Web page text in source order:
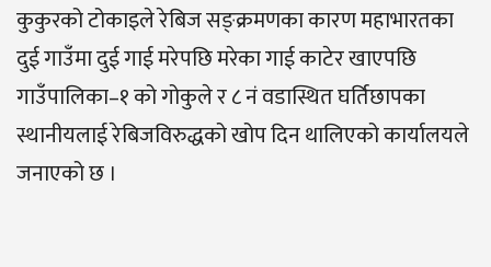
कुकुरको टोकाइले रेबिज सङ्क्रमणका कारण महाभारतका
दुई गाउँमा दुई गाई मरेपछि मरेका गाई काटेर खाएपछि
गाउँपालिका–१ को गोकुले र ८ नं वडास्थित घर्तिछापका
स्थानीयलाई रेबिजविरुद्धको खोप दिन थालिएको कार्यालयले
जनाएको छ ।